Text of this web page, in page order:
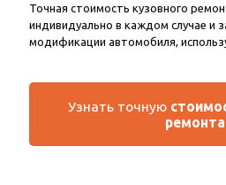
Точная стоимость кузовного
индивидуально в каждом случае и
модификации автомобиля,
Узнать точную
ремонта